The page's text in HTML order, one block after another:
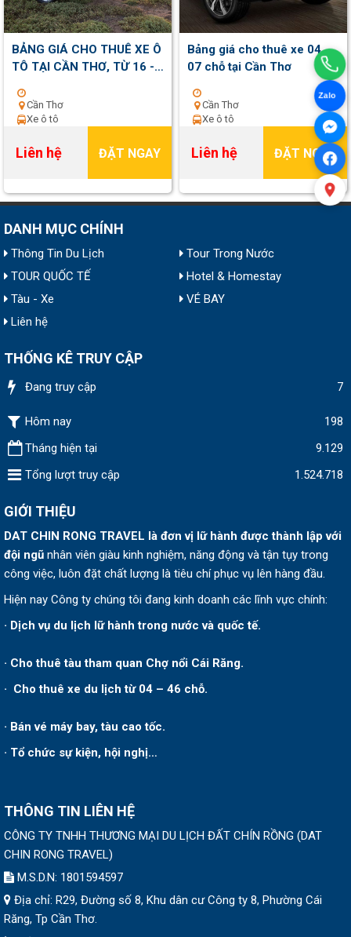
BẢNG GIÁ CHO THUÊ XE Ô
TÔ TẠI CẦN THƠ, TỪ 16 -
Cần Thơ
Xe ô tô
Liên hệ ĐẶT NGAY
Bảng giá cho thuê xe 04,
07 chỗ tại Cần Thơ
Cần Thơ
Xe ô tô
Liên hệ ĐẶT NGAY
DANH MỤC CHÍNH
Thông Tin Du Lịch
Tour Trong Nước
TOUR QUỐC TẾ
Hotel & Homestay
Tàu - Xe
VÉ BAY
Liên hệ
THỐNG KÊ TRUY CẬP
Đang truy cập 7
Hôm nay
198
Tháng hiện tại
9.129
Tổng lượt truy cập
1.524.718
GIỚI THIỆU
DAT CHIN RONG TRAVEL là đơn vị lữ hành được thành lập với
đội ngũ nhân viên giàu kinh nghiệm, năng động và tận tụy trong
công việc, luôn đặt chất lượng là tiêu chí phục vụ lên hàng đầu.
Hiện nay Công ty chúng tôi đang kinh doanh các lĩnh vực chính:
· Dịch vụ du lịch lữ hành trong nước và quốc tế.
· Cho thuê tàu tham quan Chợ nổi Cái Răng.
· Cho thuê xe du lịch từ 04 – 46 chỗ.
· Bán vé máy bay, tàu cao tốc.
· Tổ chức sự kiện, hội nghị…
THÔNG TIN LIÊN HỆ
CÔNG TY TNHH THƯƠNG MẠI DU LỊCH ĐẤT CHÍN RỒNG (DAT
CHIN RONG TRAVEL)
M.S.D.N: 1801594597
Địa chỉ: R29, Đường số 8, Khu dân cư Công ty 8, Phường Cái
Răng, Tp Cần Thơ.
Zalo